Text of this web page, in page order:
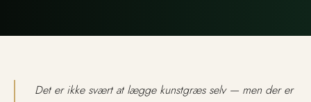
Det er ikke svært at lægge kunstgræs selv — men der er